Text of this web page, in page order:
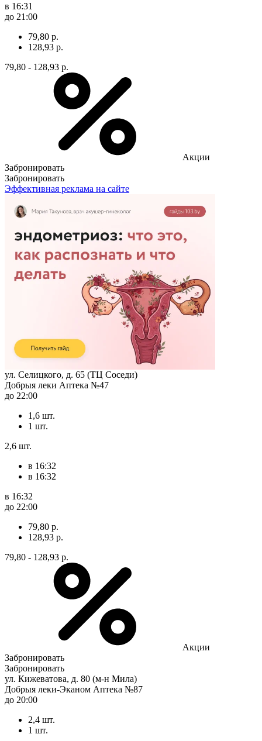
в 16:31
до 21:00
79,80 р.
128,93 р.
79,80 - 128,93 р.
Акции
Забронировать
Забронировать
Эффективная реклама на сайте
ул. Селицкого, д. 65 (ТЦ Соседи)
Добрыя леки Аптека №47
до 22:00
1,6 шт.
1 шт.
2,6 шт.
в 16:32
в 16:32
в 16:32
до 22:00
79,80 р.
128,93 р.
79,80 - 128,93 р.
Акции
Забронировать
Забронировать
ул. Кижеватова, д. 80 (м-н Мила)
Добрыя леки-Эканом Аптека №87
до 20:00
2,4 шт.
1 шт.